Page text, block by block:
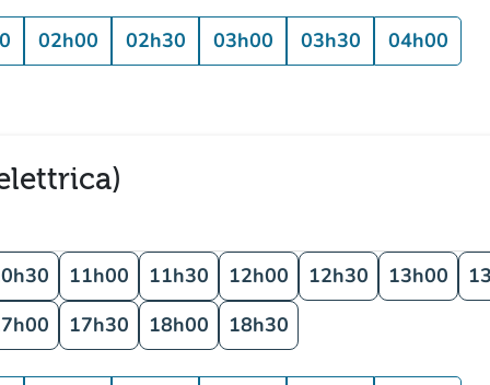
02h00 02h30 03h00 03h30 04h00
11h00 11h30 12h00 12h30 13h00
17h30 18h00 18h30